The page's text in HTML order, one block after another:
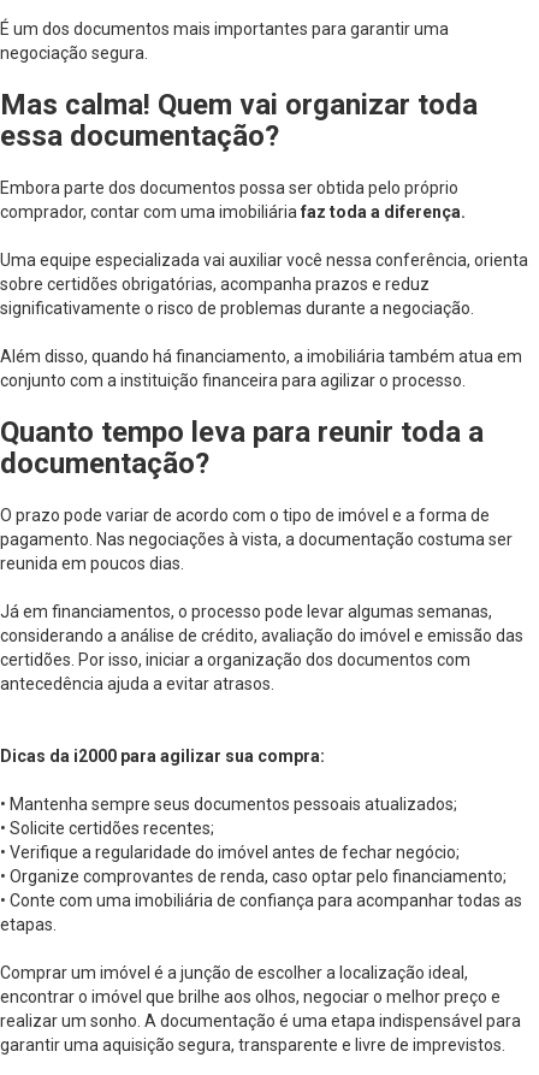
É um dos documentos mais importantes para garantir uma
negociação segura.
Mas calma! Quem vai organizar toda
essa documentação?
Embora parte dos documentos possa ser obtida pelo próprio
comprador, contar com uma imobiliária faz toda a diferença.
Uma equipe especializada vai auxiliar você nessa conferência, orienta
sobre certidões obrigatórias, acompanha prazos e reduz
significativamente o risco de problemas durante a negociação.
Além disso, quando há financiamento, a imobiliária também atua em
conjunto com a instituição financeira para agilizar o processo.
Quanto tempo leva para reunir toda a
documentação?
O prazo pode variar de acordo com o tipo de imóvel e a forma de
pagamento. Nas negociações à vista, a documentação costuma ser
reunida em poucos dias.
Já em financiamentos, o processo pode levar algumas semanas,
considerando a análise de crédito, avaliação do imóvel e emissão das
certidões. Por isso, iniciar a organização dos documentos com
antecedência ajuda a evitar atrasos.
Dicas da i2000 para agilizar sua compra:
• Mantenha sempre seus documentos pessoais atualizados;
• Solicite certidões recentes;
• Verifique a regularidade do imóvel antes de fechar negócio;
• Organize comprovantes de renda, caso optar pelo financiamento;
• Conte com uma imobiliária de confiança para acompanhar todas as
etapas.
Comprar um imóvel é a junção de escolher a localização ideal,
encontrar o imóvel que brilhe aos olhos, negociar o melhor preço e
realizar um sonho. A documentação é uma etapa indispensável para
garantir uma aquisição segura, transparente e livre de imprevistos.